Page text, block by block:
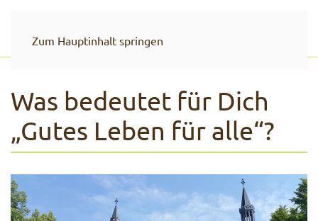
Zum Hauptinhalt springen
Was bedeutet für Dich
„Gutes Leben für alle“?